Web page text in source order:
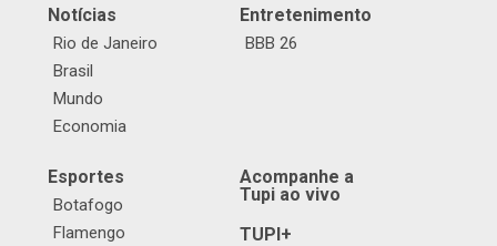
Notícias
Rio de Janeiro
Brasil
Mundo
Economia
Entretenimento
BBB 26
Esportes
Botafogo
Flamengo
Acompanhe a
Tupi ao vivo
TUPI+